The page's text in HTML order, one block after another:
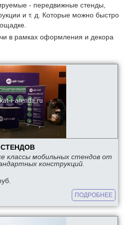
- передвижные стенды,
и т. д. Которые можно быстро
в рамках оформления и декора
классы мобильных стендов от
конструкций.
ПОДРОБНЕЕ